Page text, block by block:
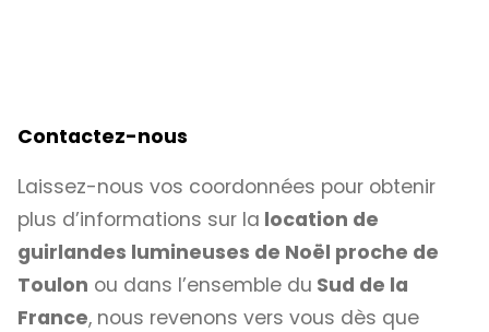
Contactez-nous
Laissez-nous vos coordonnées pour obtenir
plus d’informations sur la location de
guirlandes lumineuses de Noël proche de
Toulon ou dans l’ensemble du Sud de la
France, nous revenons vers vous dès que